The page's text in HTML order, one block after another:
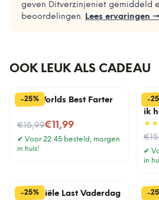
geven Ditverzinjeniet gemiddeld
beoordelingen. Lees ervaringen →
OOK LEUK ALS CADEAU
-25%
Mok Worlds Best Farter
€15,99
Nu voor€11,99
✔ Voor 22:45 besteld, morgen
in huis!
-
ik
Nu
✔
in
-25%
Financiële Last Vaderdag
-